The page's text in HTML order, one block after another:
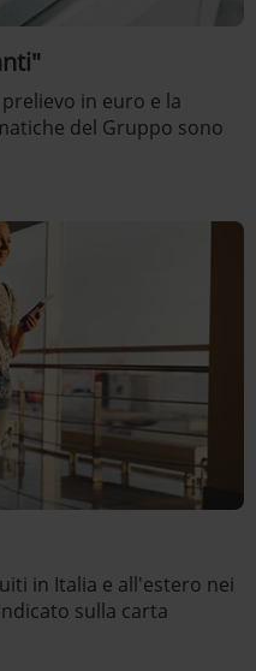
in euro e la
del Gruppo sono
in Italia e all'estero nei
sulla carta